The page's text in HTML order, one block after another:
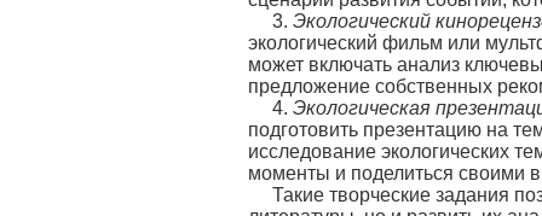
3. Экологический
экологический фильм или
может включать анализ
предложение собственных
4. Экологическая
подготовить презентацию на
исследование экологических
моменты и поделиться своими
Такие творческие задания